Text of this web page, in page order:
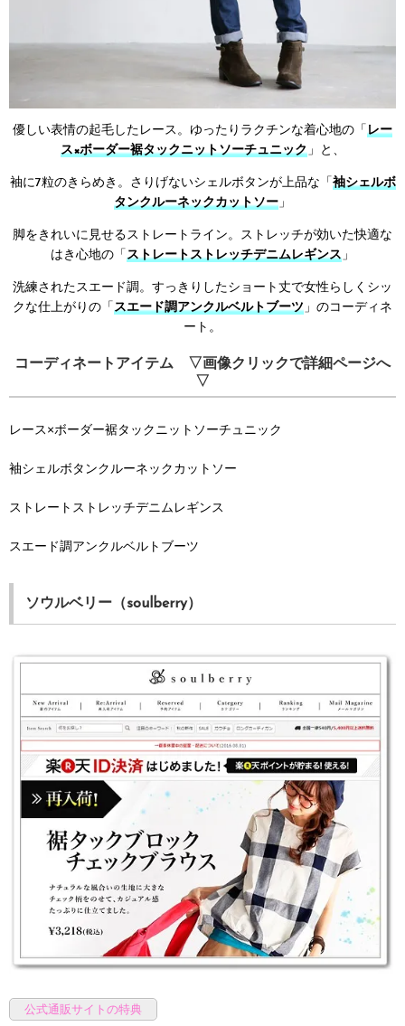
優しい表情の起毛したレース。ゆったりラクチンな着心地の「 レー
ス×ボーダー裾タックニットソーチュニック」と、
袖に7粒のきらめき。さりげないシェルボタンが上品な「 袖シェルボ
タンクルーネックカットソー」
脚をきれいに見せるストレートライン。ストレッチが効いた快適な
はき心地の「 ストレートストレッチデニムレギンス」
洗練されたスエード調。すっきりしたショート丈で女性らしくシッ
クな仕上がりの「 スエード調アンクルベルトブーツ」のコーディネ
ート。
コーディネートアイテム ▽画像クリックで詳細ページへ
▽
レース×ボーダー裾タックニットソーチュニック
袖シェルボタンクルーネックカットソー
ストレートストレッチデニムレギンス
スエード調アンクルベルトブーツ
ソウルベリー（soulberry）
公式通販サイトの特典